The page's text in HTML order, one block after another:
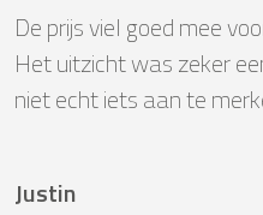
De prijs viel goed mee
Het uitzicht was zeker
niet echt iets aan te
Justin